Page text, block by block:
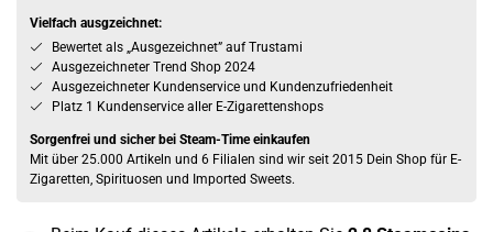
Vielfach ausgzeichnet:
Bewertet als „Ausgezeichnet” auf Trustami
Ausgezeichneter Trend Shop 2024
Ausgezeichneter Kundenservice und Kundenzufriedenheit
Platz 1 Kundenservice aller E-Zigarettenshops
Sorgenfrei und sicher bei Steam-Time einkaufen
Mit über 25.000 Artikeln und 6 Filialen sind wir seit 2015 Dein Shop für E-
Zigaretten, Spirituosen und Imported Sweets.